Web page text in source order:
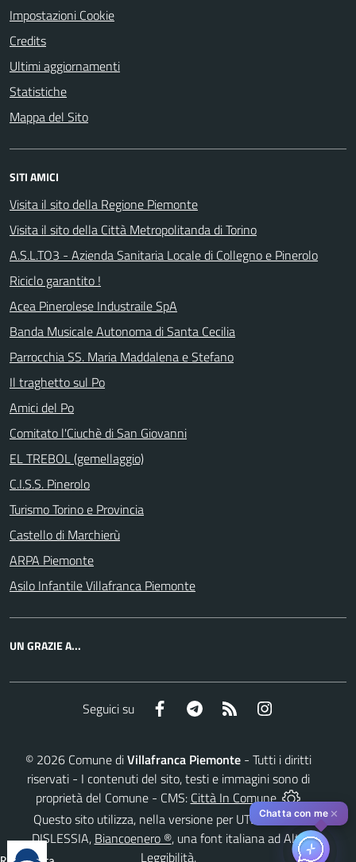
Impostazioni Cookie
Credits
Ultimi aggiornamenti
Statistiche
Mappa del Sito
SITI AMICI
Visita il sito della Regione Piemonte
Visita il sito della Città Metropolitanda di Torino
A.S.L.TO3 - Azienda Sanitaria Locale di Collegno e Pinerolo
Riciclo garantito !
Acea Pinerolese Industraile SpA
Banda Musicale Autonoma di Santa Cecilia
Parrocchia SS. Maria Maddalena e Stefano
Il traghetto sul Po
Amici del Po
Comitato l'Ciuchè di San Giovanni
EL TREBOL (gemellaggio)
C.I.S.S. Pinerolo
Turismo Torino e Provincia
Castello di Marchierù
ARPA Piemonte
Asilo Infantile Villafranca Piemonte
UN GRAZIE A...
Seguici su Facebook Telegram RSS
© 2026 Comune diVillafranca Piemonte - Tutti i diritti
riservati - I contenuti del sito, testi e immagini sono di
proprietà del Comune - CMS: Città In Comune
Questo sito utilizza, nella versione per UTENTI CON
DISLESSIA, Biancoenero ®, una font italiana ad Alta
Leggibilità.
Chatta con me ✕